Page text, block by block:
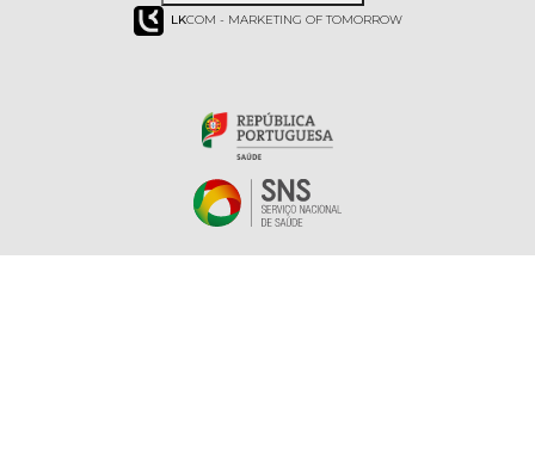
LKCOM - MARKETING OF TOMORROW